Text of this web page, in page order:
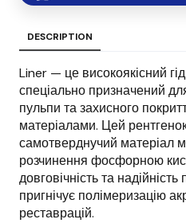
DESCRIPTION
Liner — це високоякісний
спеціально призначений
пульпи та захисного
матеріалами. Цей
самотверднучий матеріал
розчинення фосфорною
довговічність та
пригнічує полімеризацію
реставрацій.